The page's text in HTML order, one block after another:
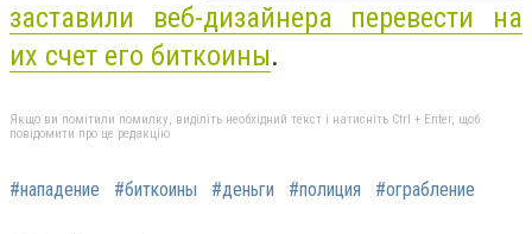
заставили веб-дизайнера перевести на
их счет его биткоины.
Якщо ви помітили помилку, виділіть необхідний текст і натисніть Ctrl + Enter, щоб
повідомити про це редакцію
#нападение #биткоины #деньги #полиция #ограбление